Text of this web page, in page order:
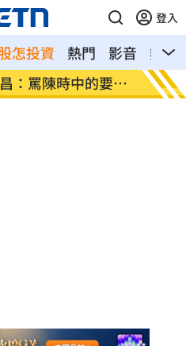
登入
怎投資 熱門 影音
熱搜
：罵陳時中的要道
嬤吃